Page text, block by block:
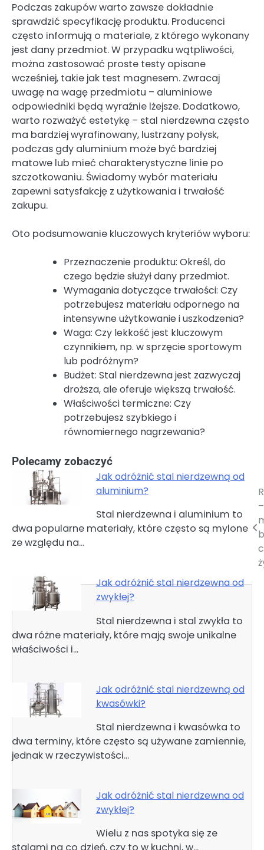
Podczas zakupów warto zawsze dokładnie
sprawdzić specyfikację produktu. Producenci
często informują o materiale, z którego wykonany
jest dany przedmiot. W przypadku wątpliwości,
można zastosować proste testy opisane
wcześniej, takie jak test magnesem. Zwracaj
uwagę na wagę przedmiotu – aluminiowe
odpowiedniki będą wyraźnie lżejsze. Dodatkowo,
warto rozważyć estetykę – stal nierdzewna często
ma bardziej wyrafinowany, lustrzany połysk,
podczas gdy aluminium może być bardziej
matowe lub mieć charakterystyczne linie po
szczotkowaniu. Świadomy wybór materiału
zapewni satysfakcję z użytkowania i trwałość
zakupu.
Oto podsumowanie kluczowych kryteriów wyboru:
Przeznaczenie produktu: Określ, do
czego będzie służył dany przedmiot.
Wymagania dotyczące trwałości: Czy
potrzebujesz materiału odpornego na
intensywne użytkowanie i uszkodzenia?
Waga: Czy lekkość jest kluczowym
czynnikiem, np. w sprzęcie sportowym
lub podróżnym?
Budżet: Stal nierdzewna jest zazwyczaj
droższa, ale oferuje większą trwałość.
Właściwości termiczne: Czy
potrzebujesz szybkiego i
równomiernego nagrzewania?
Polecamy zobaczyć
Jak odróżnić stal nierdzewną od
aluminium?
Stal nierdzewna i aluminium to
dwa popularne materiały, które często są mylone
ze względu na…
Jak odróżnić stal nierdzewna od
zwykłej?
Stal nierdzewna i stal zwykła to
dwa różne materiały, które mają swoje unikalne
właściwości i…
Jak odróżnić stal nierdzewną od
kwasówki?
Stal nierdzewna i kwasówka to
dwa terminy, które często są używane zamiennie,
jednak w rzeczywistości…
Jak odróżnić stal nierdzewna od
zwykłej?
Wielu z nas spotyka się ze
stalami na co dzień, czy to w kuchni, w…
Nawigacja